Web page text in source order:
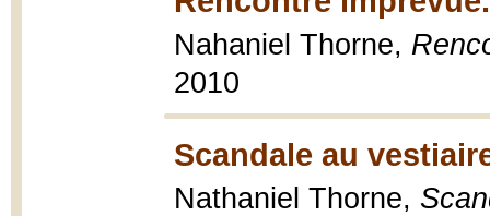
Nahaniel Thorne,
2010
Scandale au
Nathaniel Thorne,